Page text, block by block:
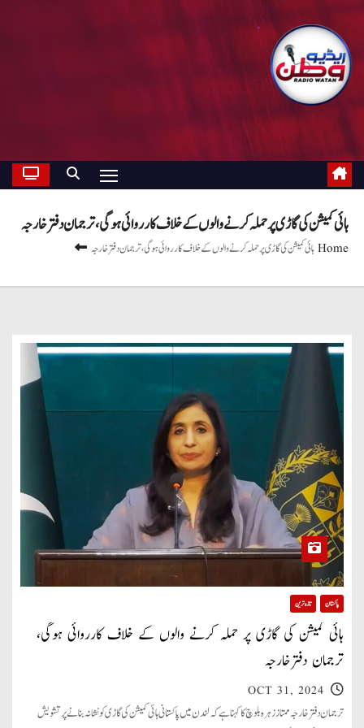
ہائی کمیشن کی گاڑی پر حملہ کرنے والوں کے خلاف کارروائی ہوگی، ترجمان دفترخارجہ
Homeہائی کمیشن کی گاڑی پر حملہ کرنے والوں کے خلاف کارروائی ہوگی، ترجمان دفترخارجہ
پاکستان تازہ ترین
ہائی کمیشن کی گاڑی پر حملہ کرنے والوں کے خلاف کارروائی ہوگی،
ترجمان دفترخارجہ
OCT 31, 2024
ترجمان دفتر خارجہ ممتاز زہرہ بلوچ کا کہنا ہے کہ لندن میں پاکستانی ہائی کمیشن کی گاڑی کو نشانہ بنانے پر تشویش